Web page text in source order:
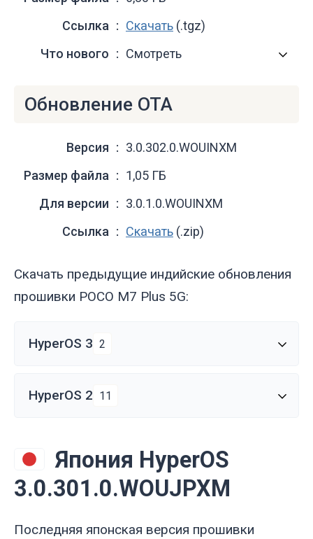
Ссылка
Скачать (.tgz)
Что нового
Смотреть
Обновление OTA
Версия
3.0.302.0.WOUINXM
Размер файла
1,05 ГБ
Для версии
3.0.1.0.WOUINXM
Ссылка
Скачать (.zip)
Скачать предыдущие индийские обновления
прошивки POCO M7 Plus 5G:
HyperOS 3 2
HyperOS 2 11
Япония HyperOS
3.0.301.0.WOUJPXM
Последняя японская версия прошивки